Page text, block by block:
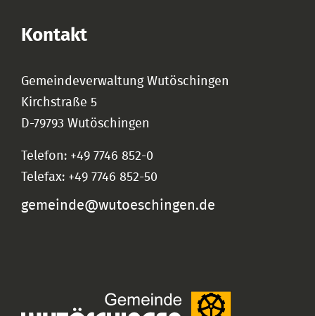
Kontakt
Gemeindeverwaltung Wutöschingen
Kirchstraße 5
D-79793 Wutöschingen
Telefon: +49 7746 852-0
Telefax: +49 7746 852-50
gemeinde@wutoeschingen.de